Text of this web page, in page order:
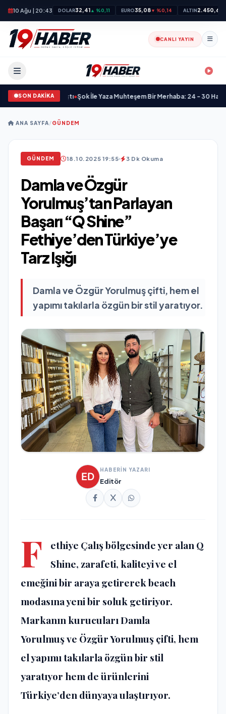
10 Ağu | 20:43 DOLAR32,41▲ %0,11 EURO35,08▼ %0,14 ALTIN2.450,63
CANLI YAYIN
SON DAKİKA
Kapılarını Açtı• Şok İle Yaza Muhteşem Bir Merhaba: 24 - 30 Haziran
ANA SAYFA/GÜNDEM
GÜNDEM 18.10.2025 19:55 3 Dk Okuma
Damla ve Özgür
Yorulmuş’tan Parlayan
Başarı “Q Shine”
Fethiye’den Türkiye’ye
Tarz Işığı
Damla ve Özgür Yorulmuş çifti, hem el
yapımı takılarla özgün bir stil yaratıyor.
HABERİN YAZARI
Editör
F ethiye Çalış bölgesinde yer alan Q
Shine, zarafeti, kaliteyi ve el
emeğini bir araya getirerek beach
modasına yeni bir soluk getiriyor.
Markanın kurucularıDamla
Yorulmuşve Özgür Yorulmuş çifti, hem
el yapımı takılarla özgün bir stil
yaratıyor hem de ürünlerini
Türkiye’den dünyaya ulaştırıyor.